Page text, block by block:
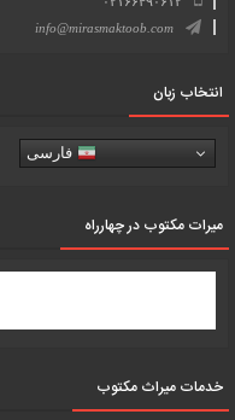
info@mirasmaktoob.com
انتخاب زبان
فارسی
میرات مکتوب در چهارراه
خدمات میراث مکتوب